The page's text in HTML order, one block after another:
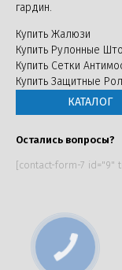
гардин.
Купить Жалюзи
Купить Рулонные
Купить Сетки
Купить Защитные
КАТАЛОГ
Остались вопросы?
[contact-form-7 id="9"